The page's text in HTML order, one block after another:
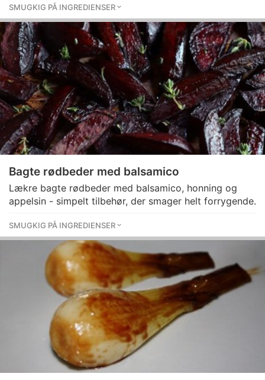
SMUGKIG PÅ INGREDIENSER
Bagte rødbeder med balsamico
Lækre bagte rødbeder med balsamico, honning og
appelsin - simpelt tilbehør, der smager helt forrygende.
SMUGKIG PÅ INGREDIENSER